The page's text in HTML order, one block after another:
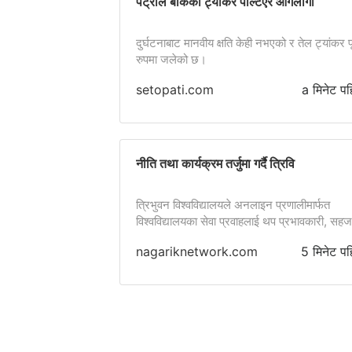
दुर्घटनाबाट मानवीय क्षति केही नभएको र तेल ट्यांकर
रुपमा जलेको छ।
setopati.com a मिनेट
नीति तथा कार्यक्रम तर्जुमा गर्दै त्रिवि
त्रिभुवन विश्वविद्यालयले अनलाइन प्रणालीमार्फत
विश्वविद्यालयका सेवा प्रवाहलाई थप प्रभावकारी,
भएको छ।
nagariknetwork.com 5 मिनेट